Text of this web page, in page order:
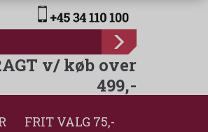
v/ køb over
499,-
FRIT VALG 75,-